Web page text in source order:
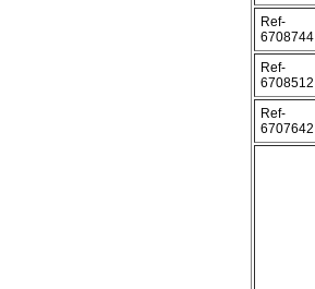
Ref-
6708744
Ref-
6708512
Ref-
6707642